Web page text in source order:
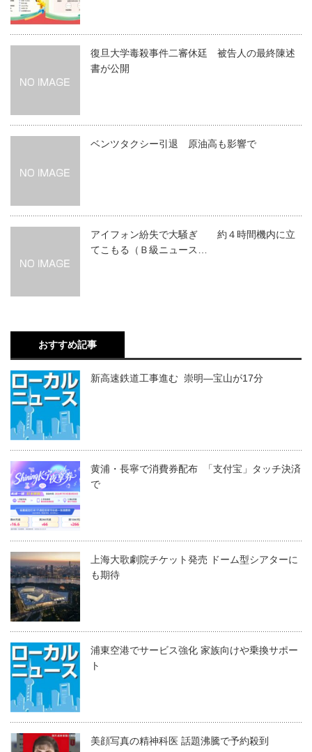
復旦大学毒殺事件二審休廷 被告人の最終陳述
書が公開
ベンツタクシー引退 原油高も影響で
アイフォン紛失で大騒ぎ 約４時間機内に立
てこもる（Ｂ級ニュース…
おすすめ記事
新高速鉄道工事進む 崇明―宝山が17分
黄浦・長寧で消費券配布 「支付宝」タッチ決済
で
上海大歌劇院チケット発売 ドーム型シアターに
も期待
浦東空港でサービス強化 家族向けや乗換サポー
ト
美顔写真の精神科医 話題沸騰で予約殺到